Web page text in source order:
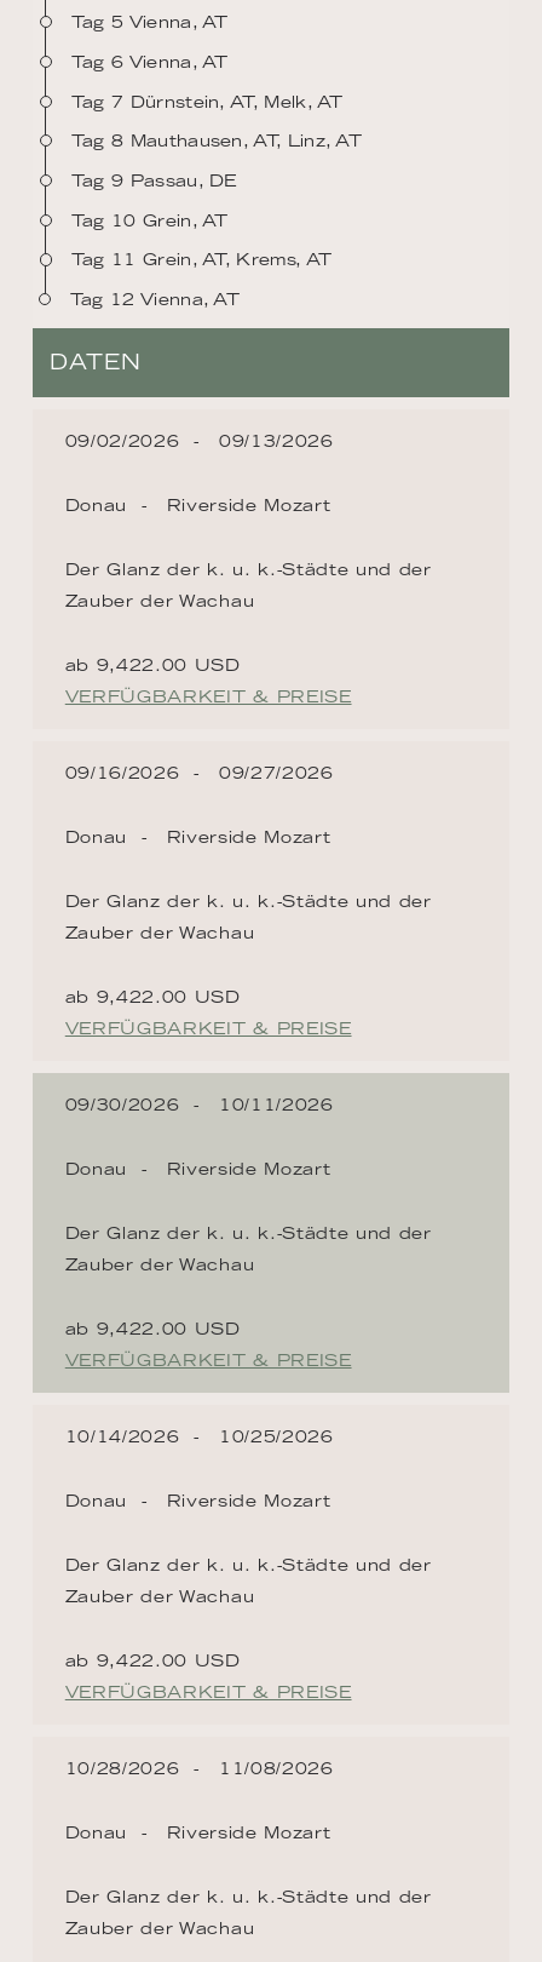
Tag 5 Vienna, AT
Tag 6 Vienna, AT
Tag 7 Dürnstein, AT, Melk, AT
Tag 8 Mauthausen, AT, Linz, AT
Tag 9 Passau, DE
Tag 10 Grein, AT
Tag 11 Grein, AT, Krems, AT
Tag 12 Vienna, AT
DATEN
09/02/2026 09/13/2026
Donau Riverside Mozart
Der Glanz der k. u. k.-Städte und der
Zauber der Wachau
ab 9,422.00 USD
VERFÜGBARKEIT & PREISE
09/16/2026 09/27/2026
Donau Riverside Mozart
Der Glanz der k. u. k.-Städte und der
Zauber der Wachau
ab 9,422.00 USD
VERFÜGBARKEIT & PREISE
09/30/2026 10/11/2026
Donau Riverside Mozart
Der Glanz der k. u. k.-Städte und der
Zauber der Wachau
ab 9,422.00 USD
VERFÜGBARKEIT & PREISE
10/14/2026 10/25/2026
Donau Riverside Mozart
Der Glanz der k. u. k.-Städte und der
Zauber der Wachau
ab 9,422.00 USD
VERFÜGBARKEIT & PREISE
10/28/2026 11/08/2026
Donau Riverside Mozart
Der Glanz der k. u. k.-Städte und der
Zauber der Wachau